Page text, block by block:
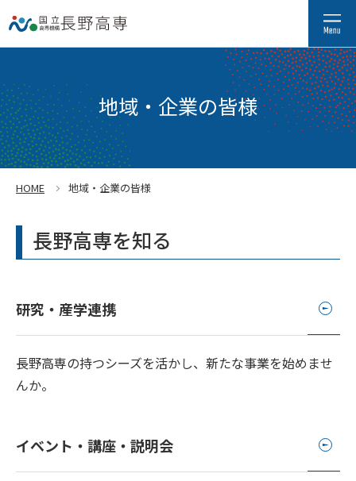
地域・企業の皆様
HOME 地域・企業の皆様
長野高専を知る
研究・産学連携
長野高専の持つシーズを活かし、新たな事業を始めませ
んか。
イベント・講座・説明会